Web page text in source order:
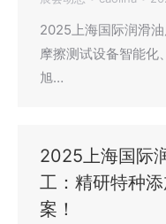
2025上海国际润滑
摩擦测试设备智能
旭…
2025上海国际
工：精研特种
案！